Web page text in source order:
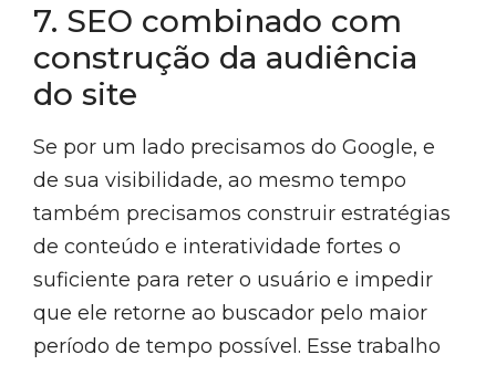
7. SEO combinado com
construção da audiência
do site
Se por um lado precisamos do Google, e
de sua visibilidade, ao mesmo tempo
também precisamos construir estratégias
de conteúdo e interatividade fortes o
suficiente para reter o usuário e impedir
que ele retorne ao buscador pelo maior
período de tempo possível. Esse trabalho